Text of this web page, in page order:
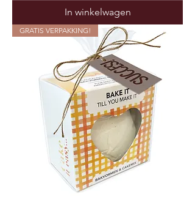
In winkelwagen
GRATIS VERPAKKING!